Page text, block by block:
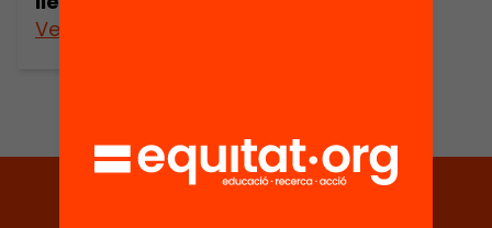
Veure’n més